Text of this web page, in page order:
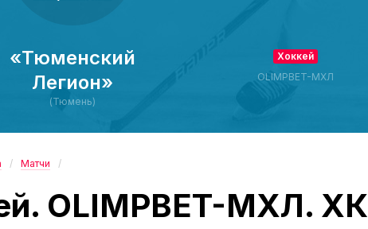
«Тюменский
Легион»
(Тюмень)
Хоккей
OLIMPBET-МХЛ
Матчи
OLIMPBET-МХЛ. ХК